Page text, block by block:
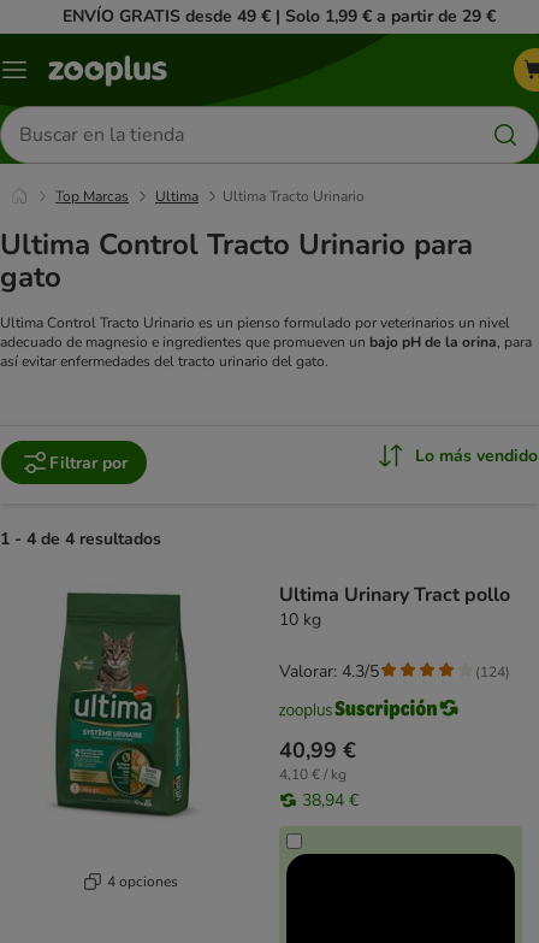
ENVÍO GRATIS desde 49 € | Solo 1,99 € a partir de 29 €
Menú
Buscar
productos
Top Marcas Ultima Ultima Tracto Urinario
Ultima Control Tracto Urinario para
gato
Ultima Control Tracto Urinario es un pienso formulado por veterinarios un nivel
adecuado de magnesio e ingredientes que promueven un bajo pH de la orina, para
así evitar enfermedades del tracto urinario del gato.
Filtrar por Lo más vendido
1 - 4 de 4 resultados
4 opciones
Ultima Urinary Tract pollo
10 kg
40,99 €
4,10 € / kg
38,94 €
Valorar: 4.3/5 (124)